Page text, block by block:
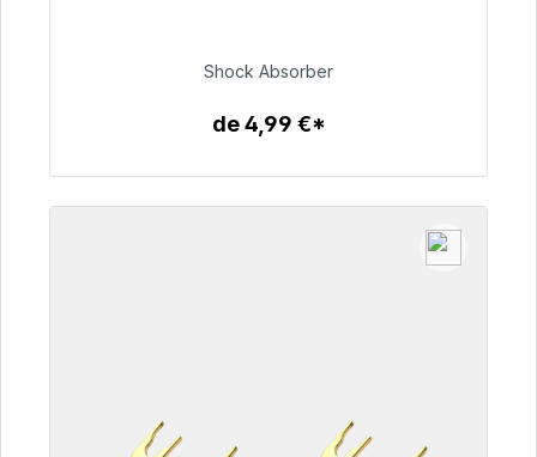
54,99 €
Shock Absorber
de 4,99 €*